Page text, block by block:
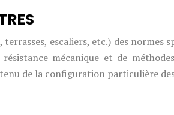
escaliers, etc.) des normes
mécanique et de
de la configuration particulière